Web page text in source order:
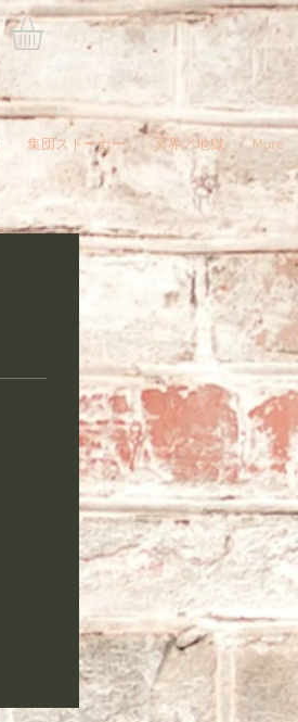
集団ストーカー 冥界／地獄 More